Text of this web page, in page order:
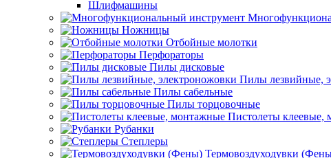
Шлифмашины
Ножницы
Отбойные молотки
Перфораторы
Пилы дисковые
Пилы лезвийные,
Пилы сабельные
Пилы торцовочные
Пистолеты клеевые,
Рубанки
Степлеры
Термовоздуходувки